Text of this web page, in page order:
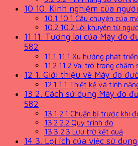
10 10. Kinh nghiệm của
10.1 10.1 Câu chuyện của
10.2 10.2 Lời khuyên từ
11 11. Tương lai của Máy đo
582
11.1 11.1 Xu hướng phát triển
11.2 11.2 Vai trò trong chăm
12 1. Giới thiệu về Máy đo
12.1 1.1 Thiết kế và tính
13 2. Cách sử dụng Máy đo
582
13.1 2.1 Chuẩn bị trước khi
13.2 2.2 Quy trình đo
13.3 2.3 Lưu trữ kết quả
14 3. Lợi ích của việc sử